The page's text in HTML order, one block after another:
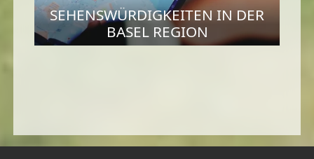
SEHENSWÜRDIGKEITEN IN DER
BASEL REGION